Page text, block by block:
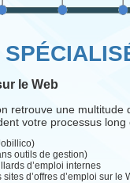
le Web
retrouve une multitude
votre processus long
outils de gestion)
d’emploi internes
d’offres d’emploi sur le